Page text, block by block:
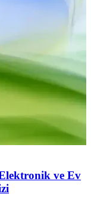
ve Ev